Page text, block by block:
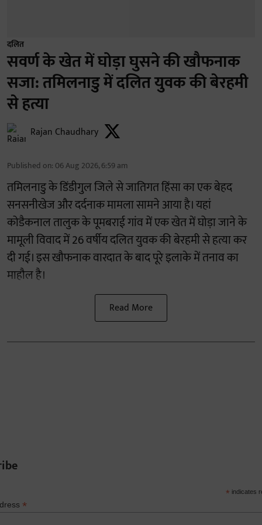
दलित
सवर्ण के खेत में घोड़ा घुसने की खौफनाक
सजा: तमिलनाडु में दलित युवक की बेरहमी
से हत्या
Rajan Chaudhary
Published on: 06 Aug 2026, 6:59 am
तमिलनाडु के डिंडीगुल जिले से जातिगत हिंसा का एक बेहद
सनसनीखेज और दर्दनाक मामला सामने आया है। यहां
कोडैकनाल तालुक के पूमबराई गांव में एक खेत में घोड़ा जाने के
मामूली विवाद में 26 वर्षीय दलित युवक की बेरहमी से हत्या कर
दी गई। इस खौफनाक वारदात के बाद पूरे इलाके में तनाव का
माहौल है।
Read More
* indicates
*